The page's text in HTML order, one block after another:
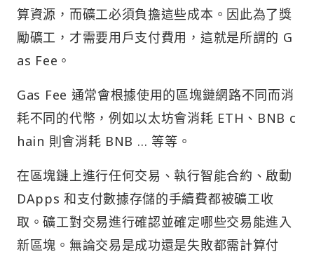
算資源，而礦工必須負擔這些成本。因此為了獎
勵礦工，才需要用戶支付費用，這就是所謂的 G
as Fee。
Gas Fee 通常會根據使用的區塊鏈網路不同而消
耗不同的代幣，例如以太坊會消耗 ETH、BNB c
hain 則會消耗 BNB … 等等。
在區塊鏈上進行任何交易、執行智能合約、啟動
DApps 和支付數據存儲的手續費都被礦工收
取。礦工對交易進行確認並確定哪些交易能進入
新區塊。無論交易是成功還是失敗都需計算付